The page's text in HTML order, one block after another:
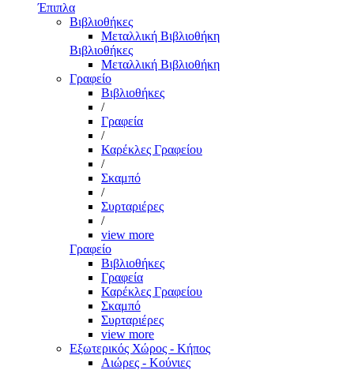
Έπιπλα
Βιβλιοθήκες
Μεταλλική Βιβλιοθήκη
Βιβλιοθήκες
Μεταλλική Βιβλιοθήκη
Γραφείο
Βιβλιοθήκες
/
Γραφεία
/
Καρέκλες Γραφείου
/
Σκαμπό
/
Συρταριέρες
/
view more
Γραφείο
Βιβλιοθήκες
Γραφεία
Καρέκλες Γραφείου
Σκαμπό
Συρταριέρες
view more
Εξωτερικός Χώρος - Κήπος
Αιώρες - Κούνιες